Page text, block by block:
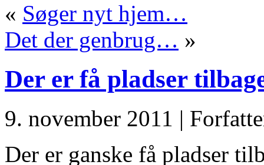
« Søger nyt hjem…
Det der genbrug… »
Der er få pladser
9. november 2011 |
Der er ganske få pladser